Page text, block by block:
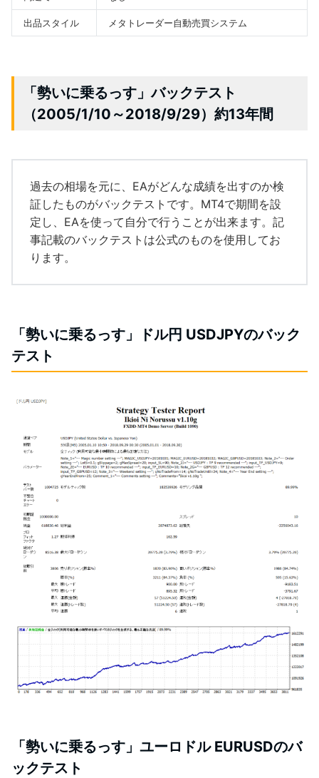
出品スタイル メタトレーダー自動売買システム
「勢いに乗るっす」バックテスト
（2005/1/10～2018/9/29）約13年間
過去の相場を元に、EAがどんな成績を出すのか検
証したものがバックテストです。MT4で期間を設
定し、EAを使って自分で行うことが出来ます。記
事記載のバックテストは公式のものを使用してお
ります。
「勢いに乗るっす」ドル円 USDJPYのバック
テスト
「勢いに乗るっす」ユーロドル EURUSDのバ
ックテスト